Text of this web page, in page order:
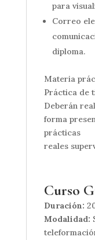
para
Correo
diploma.
Materia
Práctica de
Deberán
forma
prácticas
reales
Curso
Duración:
Modalidad: